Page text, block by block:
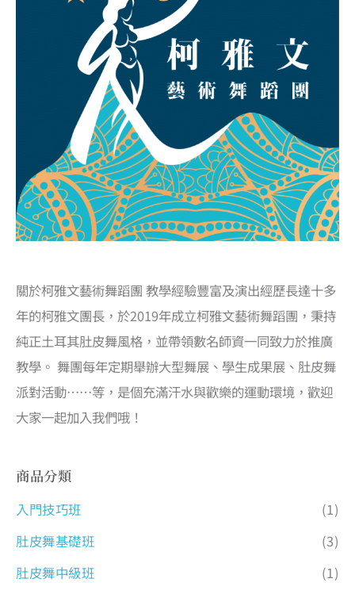
關於柯雅文藝術舞蹈團 教學經驗豐富及演出經歷長達十多
年的柯雅文團長，於2019年成立柯雅文藝術舞蹈團，秉持
純正土耳其肚皮舞風格，並帶領數名師資一同致力於推廣
教學。 舞團每年定期舉辦大型舞展、學生成果展、肚皮舞
派對活動……等，是個充滿汗水與歡樂的運動環境，歡迎
大家一起加入我們哦！
商品分類
入門技巧班
(1)
肚皮舞基礎班
(3)
肚皮舞中級班
(1)